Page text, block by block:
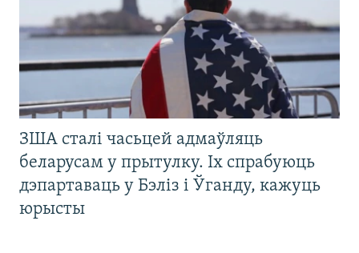
ЗША сталі часьцей адмаўляць
беларусам у прытулку. Іх спрабуюць
дэпартаваць у Бэліз і Ўганду, кажуць
юрысты